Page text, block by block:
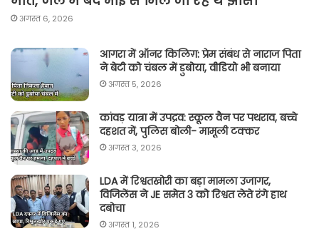
अगस्त 6, 2026
आगरा में ऑनर किलिग़: प्रेम संबंध से नाराज पिता
ने बेटी को चंबल में डुबोया, वीडियो भी बनाया
अगस्त 5, 2026
कांवड़ यात्रा में उपद्रव: स्कूल वैन पर पथराव, बच्चे
दहशत में, पुलिस बोली- मामूली टक्कर
अगस्त 3, 2026
LDA में रिश्वतखोरी का बड़ा मामला उजागर,
विजिलेंस ने JE समेत 3 को रिश्वत लेते रंगे हाथ
दबोचा
अगस्त 1, 2026